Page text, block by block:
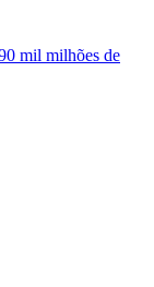
mil milhões de